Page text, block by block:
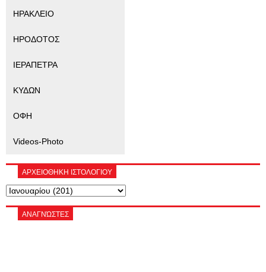
ΗΡΑΚΛΕΙΟ
ΗΡΟΔΟΤΟΣ
ΙΕΡΑΠΕΤΡΑ
ΚΥΔΩΝ
ΟΦΗ
Videos-Photo
ΑΡΧΕΙΟΘΗΚΗ ΙΣΤΟΛΟΓΙΟΥ
ΑΝΑΓΝΏΣΤΕΣ